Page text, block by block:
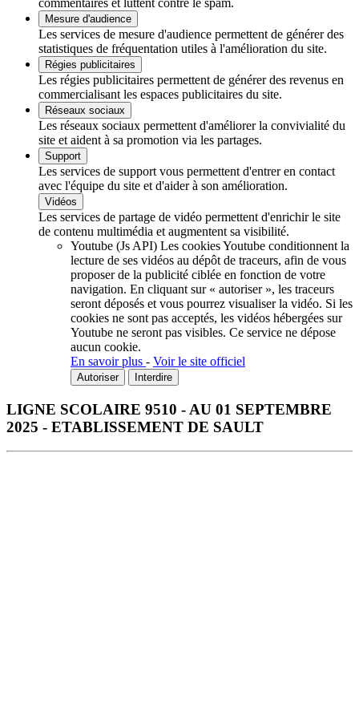
commentaires et luttent contre le spam.
Mesure d'audience
Les services de mesure d'audience permettent de générer des
statistiques de fréquentation utiles à l'amélioration du site.
Régies publicitaires
Les régies publicitaires permettent de générer des revenus en
commercialisant les espaces publicitaires du site.
Réseaux sociaux
Les réseaux sociaux permettent d'améliorer la convivialité du
site et aident à sa promotion via les partages.
Support
Les services de support vous permettent d'entrer en contact
avec l'équipe du site et d'aider à son amélioration.
Vidéos
Les services de partage de vidéo permettent d'enrichir le site
de contenu multimédia et augmentent sa visibilité.
Youtube (Js API) Les cookies Youtube conditionnent la
lecture de ses vidéos au dépôt de traceurs, afin de vous
proposer de la publicité ciblée en fonction de votre
navigation. En cliquant sur « autoriser », les traceurs
seront déposés et vous pourrez visualiser la vidéo. Si les
cookies ne sont pas acceptés, les vidéos hébergées sur
Youtube ne seront pas visibles. Ce service ne dépose
aucun cookie.
En savoir plus - Voir le site officiel
Autoriser Interdire
LIGNE SCOLAIRE 9510 - AU 01 SEPTEMBRE
2025 - ETABLISSEMENT DE SAULT